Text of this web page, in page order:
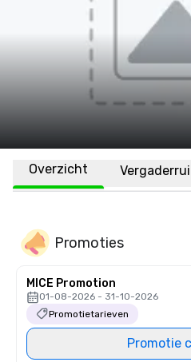
Overzicht
Promoties
MICE Promotion
01-08-2026 - 31-10-2026
Promotietarieven
Promotie